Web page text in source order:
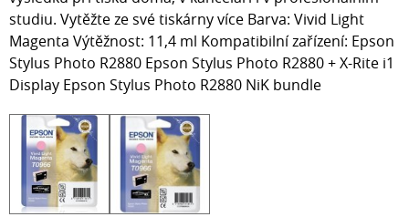
studiu. Vytěžte ze své tiskárny více Barva: Vivid Light
Magenta Výtěžnost: 11,4 ml Kompatibilní zařízení: Epson
Stylus Photo R2880 Epson Stylus Photo R2880 + X-Rite i1
Display Epson Stylus Photo R2880 NiK bundle